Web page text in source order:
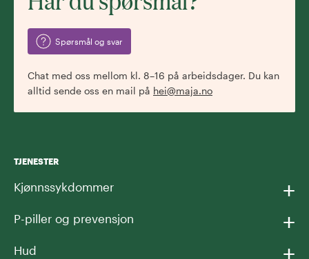
Spørsmål og svar
Chat med oss mellom kl. 8–16 på arbeidsdager. Du kan
alltid sende oss en mail på hei@maja.no
TJENESTER
Kjønnssykdommer +
P-piller og prevensjon +
Hud +